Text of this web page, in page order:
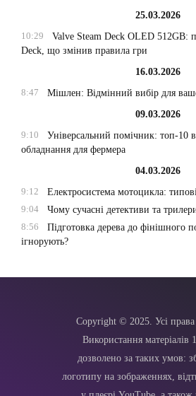
25.03.2026
10:29
Valve Steam Deck OLED 512GB:
Deck, що змінив правила гри
16.03.2026
8:47
Мішлен: Відмінний вибір для
09.03.2026
9:10
Універсальний помічник: топ-10
обладнання для фермера
04.03.2026
9:12
Електросистема мотоцикла:
9:04
Чому сучасні детективи та
8:56
Підготовка дерева до фінішного
ігнорують?
Copyright © 2025. Усі
Використання матеріалів
дозволено за таких умов:
логотипу на зображеннях,